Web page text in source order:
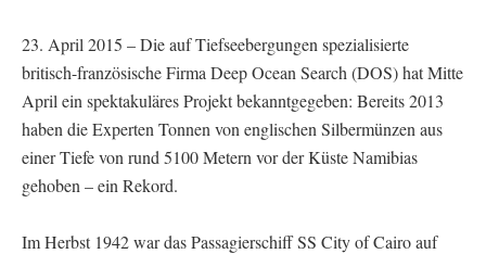
23. April 2015 – Die auf Tiefseebergungen spezialisierte
britisch-französische Firma Deep Ocean Search (DOS) hat Mitte
April ein spektakuläres Projekt bekanntgegeben: Bereits 2013
haben die Experten Tonnen von englischen Silbermünzen aus
einer Tiefe von rund 5100 Metern vor der Küste Namibias
gehoben – ein Rekord.
Im Herbst 1942 war das Passagierschiff SS City of Cairo auf